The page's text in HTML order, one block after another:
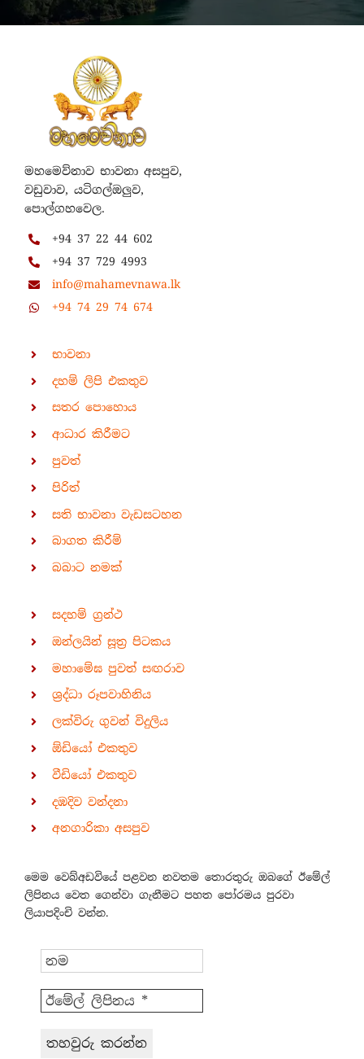
මහමෙව්නාව භාවනා අසපුව,
වඩුවාව, යටිගල්ඔලුව,
පොල්ගහවෙල.
+94 37 22 44 602
+94 37 729 4993
info@mahamevnawa.lk
+94 74 29 74 674
භාවනා
දහම් ලිපි එකතුව
සතර පොහොය
ආධාර කිරීමට
පුවත්
පිරිත්
සති භාවනා වැඩසටහන
බාගත කිරීම්
බබාට නමක්
සදහම් ග්‍රන්ථ
ඔන්ලයින් සූත්‍ර පිටකය
මහාමේඝ පුවත් සඟරාව
ශ්‍රද්ධා රූපවාහිනිය
ලක්විරු ගුවන් විදුලිය
ඕඩියෝ එකතුව
වීඩියෝ එකතුව
දඹදිව වන්දනා
අනගාරිකා අසපුව
මෙම වෙබ්අඩවියේ පළවන නවතම තොරතුරු ඔබගේ ඊමේල්
ලිපිනය වෙත ගෙන්වා ගැනීමට පහත පෝරමය පුරවා
ලියාපදිංචි වන්න.